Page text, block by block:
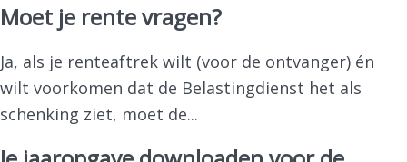
Moet je rente vragen?
Ja, als je renteaftrek wilt (voor de ontvanger) én
wilt voorkomen dat de Belastingdienst het als
schenking ziet, moet de...